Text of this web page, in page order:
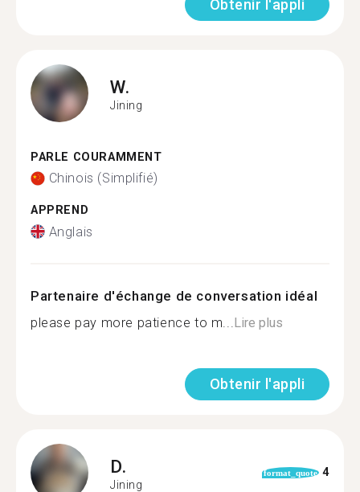
Obtenir l'appli
W.
Jining
PARLE COURAMMENT
Chinois (Simplifié)
APPREND
Anglais
Partenaire d'échange de conversation idéal
please pay more patience to m... Lire plus
Obtenir l'appli
D.
Jining
format_quote 4